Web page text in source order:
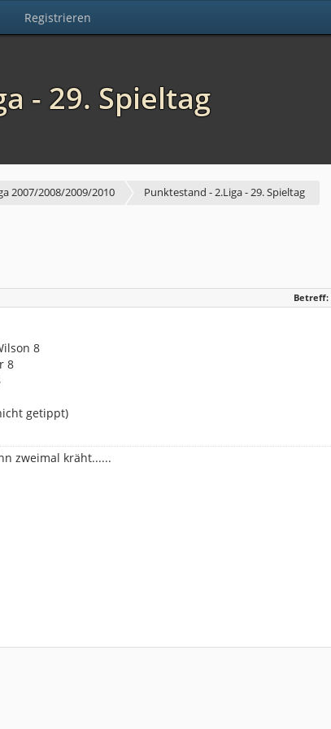
Registrieren
- 29. Spieltag
2007/2008/2009/2010 Punktestand - 2.Liga - 29. Spieltag
Betreff:
8
8
getippt)
zweimal kräht......